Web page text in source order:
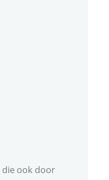
die ook door